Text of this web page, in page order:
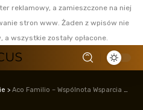
reklamowy, a zamieszczone na niej
stron www. Żaden z wpisów nie
wszystkie zostały opłacone.
> Aco Familio – Wspólnota Wsparcia dla Rodzin